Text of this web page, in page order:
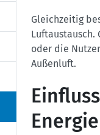
Gleichzeitig
Luftaustausch.
oder die
Außenluft.